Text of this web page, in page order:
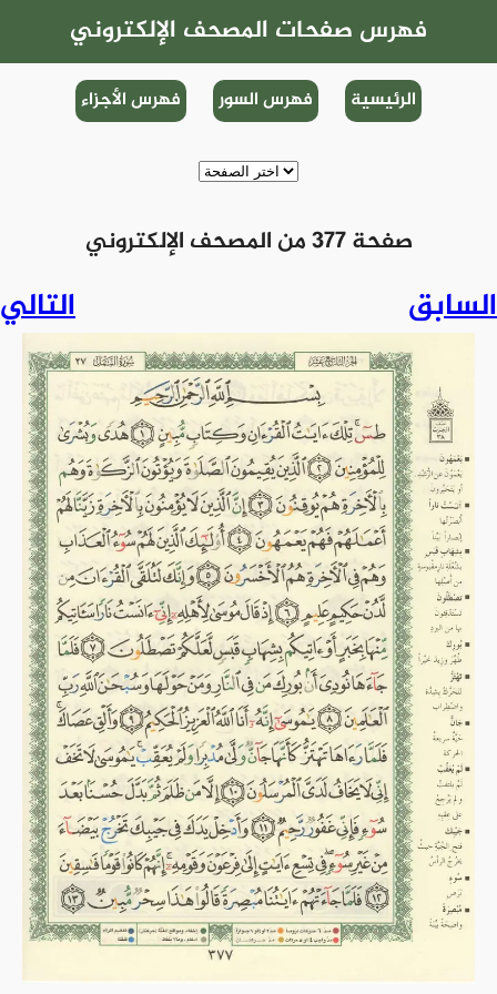
فهرس صفحات المصحف الإلكتروني
فهرس الأجزاء فهرس السور الرئيسية
صفحة 377 من المصحف الإلكتروني
التالي السابق